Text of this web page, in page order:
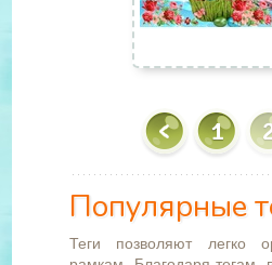
1
Популярные
Теги позволяют легко